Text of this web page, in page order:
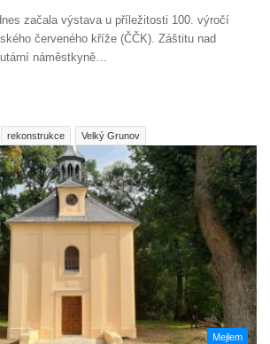
začala výstava u příležitosti 100. výročí
červeného kříže (ČČK). Záštitu nad
náměstkyně…
rekonstrukce Velký Grunov
Mejlem